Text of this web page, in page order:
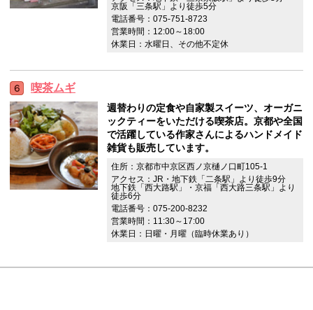
京阪「三条駅」より徒歩5分
電話番号：075-751-8723
営業時間：12:00～18:00
休業日：水曜日、その他不定休
喫茶ムギ
週替わりの定食や自家製スイーツ、オーガニ
ックティーをいただける喫茶店。京都や全国
で活躍している作家さんによるハンドメイド
雑貨も販売しています。
住所：京都市中京区西ノ京樋ノ口町105-1
アクセス：JR・地下鉄「二条駅」より徒歩9分
地下鉄「西大路駅」・京福「西大路三条駅」より
徒歩6分
電話番号：075-200-8232
営業時間：11:30～17:00
休業日：日曜・月曜（臨時休業あり）